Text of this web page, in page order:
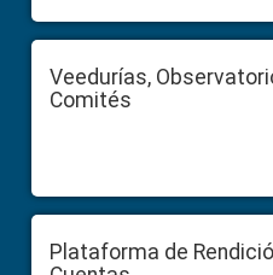
Veedurías,
Comités
Plataforma de